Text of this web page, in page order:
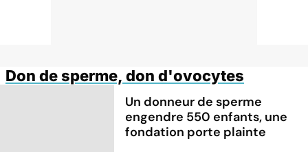
Don de sperme, don d'ovocytes
Un donneur de sperme
engendre 550 enfants, une
fondation porte plainte